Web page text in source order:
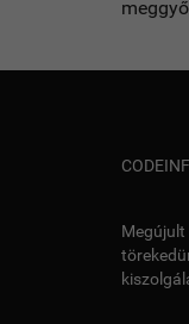
Megújult